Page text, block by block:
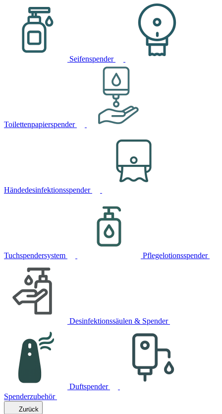
Seifenspender
Toilettenpapierspender
Händedesinfektionsspender
Tuchspendersystem Pflegelotionsspender
Desinfektionssäulen & Spender
Duftspender
Spenderzubehör
Zurück